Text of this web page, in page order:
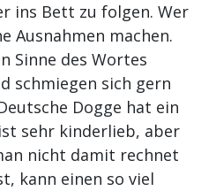
ins Bett zu folgen. Wer
Ausnahmen machen.
Sinne des Wortes
schmiegen sich gern
Dogge hat ein
sehr kinderlieb, aber
nicht damit rechnet
kann einen so viel